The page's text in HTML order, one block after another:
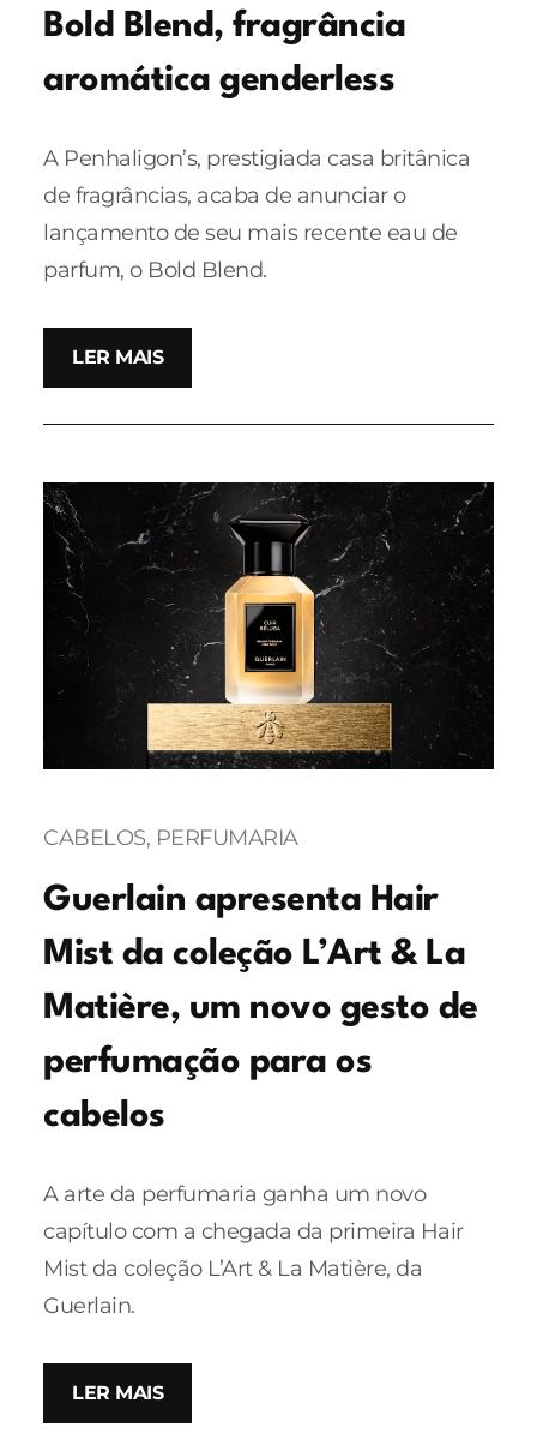
Bold Blend, fragrância
aromática genderless
A Penhaligon’s, prestigiada casa britânica
de fragrâncias, acaba de anunciar o
lançamento de seu mais recente eau de
parfum, o Bold Blend.
LER MAIS
CABELOS, PERFUMARIA
Guerlain apresenta Hair
Mist da coleção L’Art & La
Matière, um novo gesto de
perfumação para os
cabelos
A arte da perfumaria ganha um novo
capítulo com a chegada da primeira Hair
Mist da coleção L’Art & La Matière, da
Guerlain.
LER MAIS